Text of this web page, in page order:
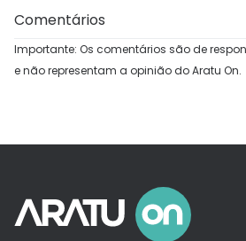
Comentários
Importante: Os comentários são de
e não representam a opinião do Aratu On.